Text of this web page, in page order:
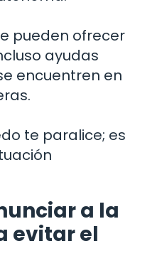
pueden ofrecer
ayudas
encuentren en
te paralice; es
a la
evitar el